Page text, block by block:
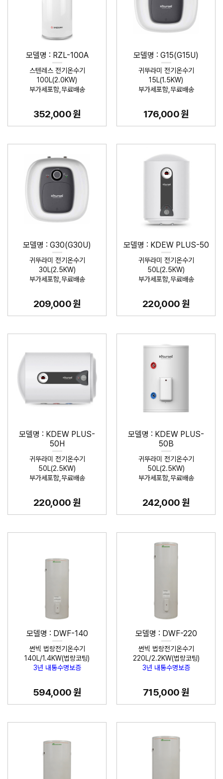
모델명 : RZL-100A
스텐레스 전기온수기
100L(2.0KW)
부가세포함,무료배송
352,000 원
모델명 : G15(G15U)
귀뚜라미 전기온수기
15L(1.5KW)
부가세포함,무료배송
176,000 원
모델명 : G30(G30U)
귀뚜라미 전기온수기
30L(2.5KW)
부가세포함,무료배송
209,000 원
모델명 : KDEW PLUS-50
귀뚜라미 전기온수기
50L(2.5KW)
부가세포함,무료배송
220,000 원
모델명 : KDEW PLUS-
50H
귀뚜라미 전기온수기
50L(2.5KW)
부가세포함,무료배송
220,000 원
모델명 : KDEW PLUS-
50B
귀뚜라미 전기온수기
50L(2.5KW)
부가세포함,무료배송
242,000 원
모델명 : DWF-140
썬빅 법랑전기온수기
140L/1.4KW(법랑코팅)
3년 내통수명보증
594,000 원
모델명 : DWF-220
썬빅 법랑전기온수기
220L/2.2KW(법랑코팅)
3년 내통수명보증
715,000 원